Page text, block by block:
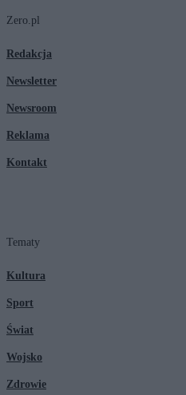
Zero.pl
Redakcja
Newsletter
Newsroom
Reklama
Kontakt
Tematy
Kultura
Sport
Świat
Wojsko
Zdrowie